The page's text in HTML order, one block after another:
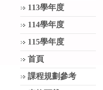
113學年度
114學年度
115學年度
首頁
課程規劃參考